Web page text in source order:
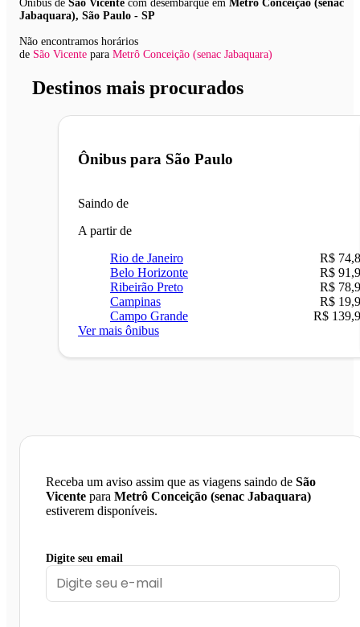
Ônibus de São Vicente com desembarque em Metrô Conceição (senac
Jabaquara), São Paulo - SP
Não encontramos horários
de São Vicente para Metrô Conceição (senac Jabaquara)
Destinos mais procurados
Ônibus para São Paulo
Saindo de
A partir de
Rio de Janeiro
R$
Belo Horizonte
R$
Ribeirão Preto
R$
Campinas
R$
Campo Grande
R$
Ver mais ônibus
Receba um aviso assim que as viagens saindo de São
Vicente para Metrô Conceição (senac Jabaquara)
estiverem disponíveis.
Digite seu email